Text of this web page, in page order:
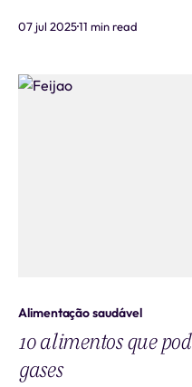
que reduzem o
mudanças sustentáveis na
07 jul 202511 min read
Alimentação saudável
10 alimentos que
gases